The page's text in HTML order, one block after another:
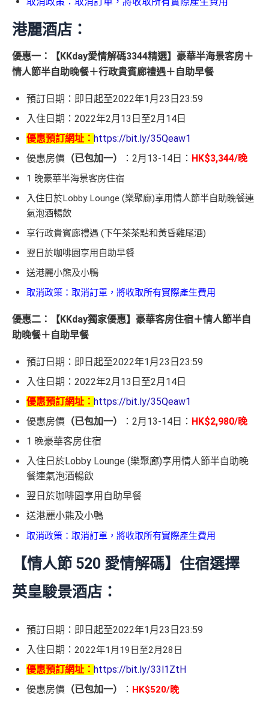
港麗酒店：
優惠一：【KKday愛情解碼3344精選】豪華半海景客房＋
情人節半自助晚餐＋行政貴賓廊禮遇＋自助早餐
預訂日期：即日起至2022年1月23日23:59
入住日期：2022年2月13日至2月14日
優惠預訂網址： https://bit.ly/35Qeaw1
優惠房價 （已包加一） ：2月13-14日： HK$3,344/晚
1 晚豪華半海景客房住宿
入住日於Lobby Lounge (樂聚廊)享用情人節半自助晚餐連
氣泡酒暢飲
享行政貴賓廊禮遇 (下午茶茶點和黃昏雞尾酒)
翌日於咖啡園享用自助早餐
送港麗小熊及小鴨
取消政策：取消訂單，將收取所有實際產生費用
優惠二：【KKday獨家優惠】豪華客房住宿＋情人節半自
助晚餐＋自助早餐
預訂日期：即日起至2022年1月23日23:59
入住日期：2022年2月13日至2月14日
優惠預訂網址： https://bit.ly/35Qeaw1
優惠房價 （已包加一） ：2月13-14日： HK$2,980/晚
1 晚豪華客房住宿
入住日於Lobby Lounge (樂聚廊)享用情人節半自助晚
餐連氣泡酒暢飲
翌日於咖啡園享用自助早餐
送港麗小熊及小鴨
取消政策：取消訂單，將收取所有實際產生費用
【情人節 520 愛情解碼】住宿選擇
英皇駿景酒店：
預訂日期：即日起至2022年1月23日23:59
入住日期： 2022年1月19日至2月28日
優惠預訂網址： https://bit.ly/33l1ZtH
優惠房價 （已包加一） ： HK$520/晚